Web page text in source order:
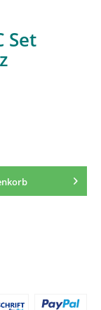
Set